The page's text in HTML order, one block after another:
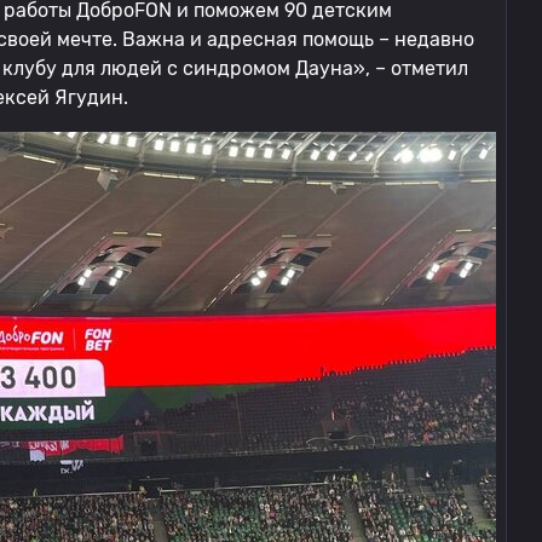
ДоброFON и поможем 90 детским
мечте. Важна и адресная помощь – недавно
для людей с синдромом Дауна», – отметил
Ягудин.